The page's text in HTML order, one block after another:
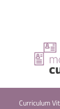
Curriculum